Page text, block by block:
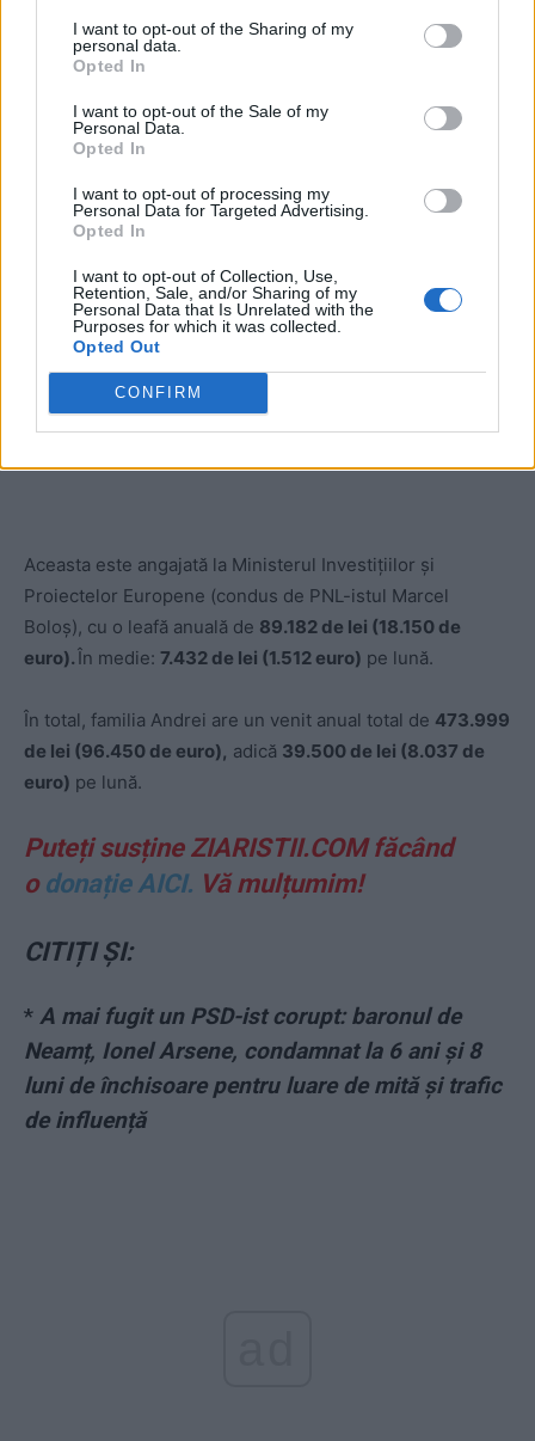
I want to opt-out of the Sharing of my
personal data.
Opted In
I want to opt-out of the Sale of my
Personal Data.
Opted In
I want to opt-out of processing my
Personal Data for Targeted Advertising.
Opted In
I want to opt-out of Collection, Use,
Retention, Sale, and/or Sharing of my
Personal Data that Is Unrelated with the
Purposes for which it was collected.
Opted Out
CONFIRM
Dar cum un bugetar serios nu se „mufează” singur la
bugetul generos al statului, ci se aplică tactica „mufării în
de nădejde în soția sa, Luminița Daniela Andrei.
Aceasta este angajată la Ministerul Investițiilor și
Proiectelor Europene (condus de PNL-istul Marcel
Boloș), cu o leafă anuală de 89.182 de lei (18.150 de
euro). În medie: 7.432 de lei (1.512 euro) pe lună.
În total, familia Andrei are un venit anual total de 473.999
de lei (96.450 de euro), adică 39.500 de lei (8.037 de
euro) pe lună.
Puteți susține ZIARISTII.COM făcând
o donație AICI. Vă mulțumim!
CITIȚI ȘI:
* A mai fugit un PSD-ist corupt: baronul de
Neamț, Ionel Arsene, condamnat la 6 ani și 8
luni de închisoare pentru luare de mită și trafic
de influență